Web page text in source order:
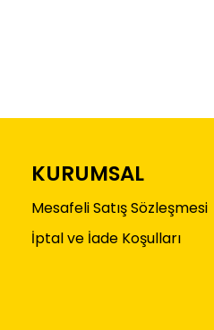
KURUMSAL
Mesafeli Satış Sözleşmesi
İptal ve İade Koşulları